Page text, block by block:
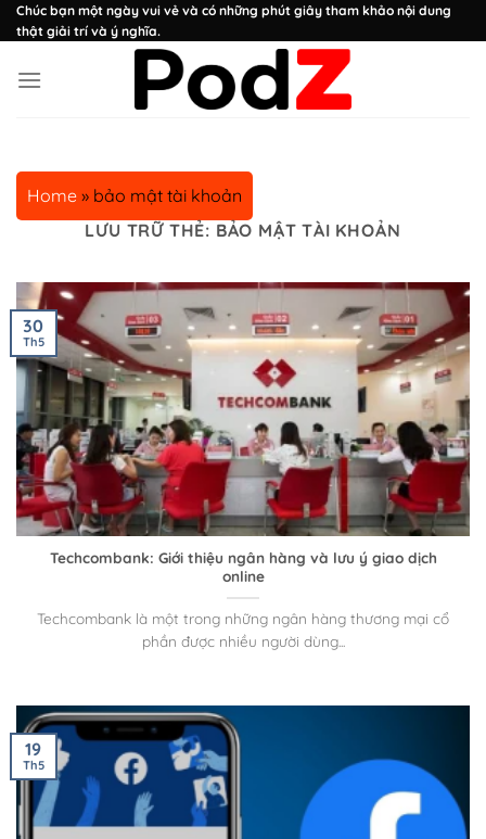
Chuyển
đến
dung
Chúc bạn một ngày vui vẻ và có những phút giây tham khảo nội dung
thật giải trí và ý nghĩa.
Home » bảo mật tài khoản
LƯU TRỮ THẺ: BẢO MẬT TÀI KHOẢN
Techcombank: Giới thiệu ngân hàng và lưu ý giao dịch
online
Techcombank là một trong những ngân hàng thương mại cổ
phần được nhiều người dùng...
30
Th5
19
Th5